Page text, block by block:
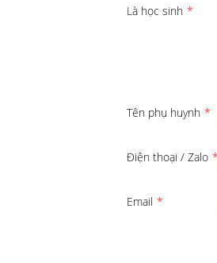
Là học sinh *
Tên phụ huynh *
Điện thoại / Zalo *
Email *